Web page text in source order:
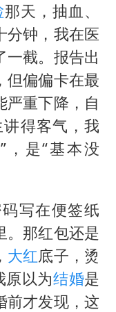
那天，抽血、
分钟，我在医
一截。报告出
但偏偏卡在最
严重下降，自
得客气，我
是“基本没
写在便签纸
。那红包还是
大红底子，烫
原以为结婚是
前才发现，这